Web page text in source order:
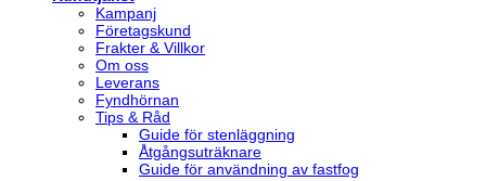
Kampanj
Företagskund
Frakter & Villkor
Om oss
Leverans
Fyndhörnan
Tips & Råd
Guide för stenläggning
Åtgångsuträknare
Guide för användning av fastfog